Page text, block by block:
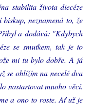
stabilita života diecéze
neznamená to, že
a dodává: "Kdybych
se smutkem, tak je to
mi tu bylo dobře. A já
se ohlížím na necelé dva
nastartovat mnoho věcí.
a ono to roste. Ať už je